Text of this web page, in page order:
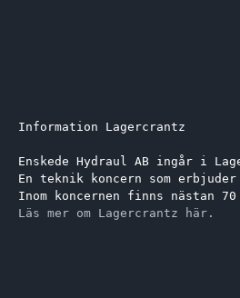
Information Lagercrantz
Enskede Hydraul AB ingår i
En teknik koncern som
Inom koncernen finns nästan
Läs mer om Lagercrantz här.